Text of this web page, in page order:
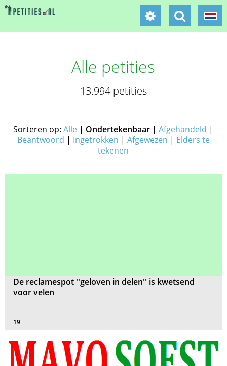
Alle petities
13.994 petities
Sorteren op:Alle | Ondertekenbaar |Afgehandeld |
Beantwoord | Ingetrokken | Afgewezen | Elders te
tekenen
De reclamespot ''geloven in delen'' is kwetsend
voor velen
19